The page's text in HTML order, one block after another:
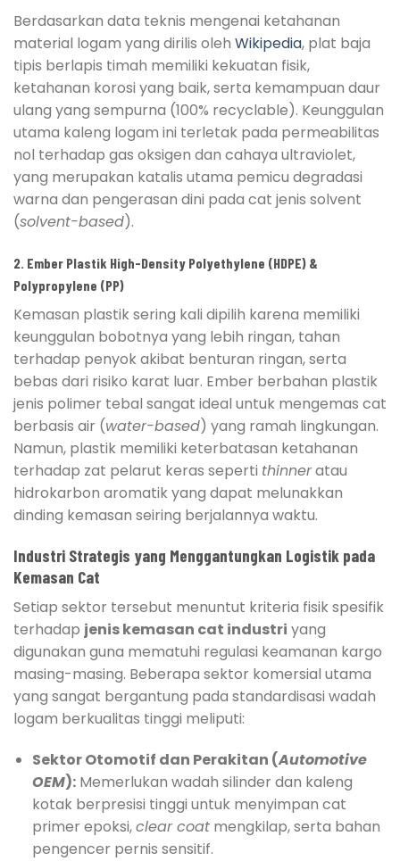
Berdasarkan data teknis mengenai ketahanan
material logam yang dirilis oleh Wikipedia, plat baja
tipis berlapis timah memiliki kekuatan fisik,
ketahanan korosi yang baik, serta kemampuan daur
ulang yang sempurna (100% recyclable). Keunggulan
utama kaleng logam ini terletak pada permeabilitas
nol terhadap gas oksigen dan cahaya ultraviolet,
yang merupakan katalis utama pemicu degradasi
warna dan pengerasan dini pada cat jenis solvent
(solvent-based).
2. Ember Plastik High-Density Polyethylene (HDPE) &
Polypropylene (PP)
Kemasan plastik sering kali dipilih karena memiliki
keunggulan bobotnya yang lebih ringan, tahan
terhadap penyok akibat benturan ringan, serta
bebas dari risiko karat luar. Ember berbahan plastik
jenis polimer tebal sangat ideal untuk mengemas cat
berbasis air (water-based) yang ramah lingkungan.
Namun, plastik memiliki keterbatasan ketahanan
terhadap zat pelarut keras seperti thinneratau
hidrokarbon aromatik yang dapat melunakkan
dinding kemasan seiring berjalannya waktu.
Industri Strategis yang Menggantungkan Logistik pada
Kemasan Cat
Setiap sektor tersebut menuntut kriteria fisik spesifik
terhadap jenis kemasan cat industri yang
digunakan guna mematuhi regulasi keamanan kargo
masing-masing. Beberapa sektor komersial utama
yang sangat bergantung pada standardisasi wadah
logam berkualitas tinggi meliputi:
Sektor Otomotif dan Perakitan (Automotive
OEM):Memerlukan wadah silinder dan kaleng
kotak berpresisi tinggi untuk menyimpan cat
primer epoksi,clear coatmengkilap, serta bahan
pengencer pernis sensitif.